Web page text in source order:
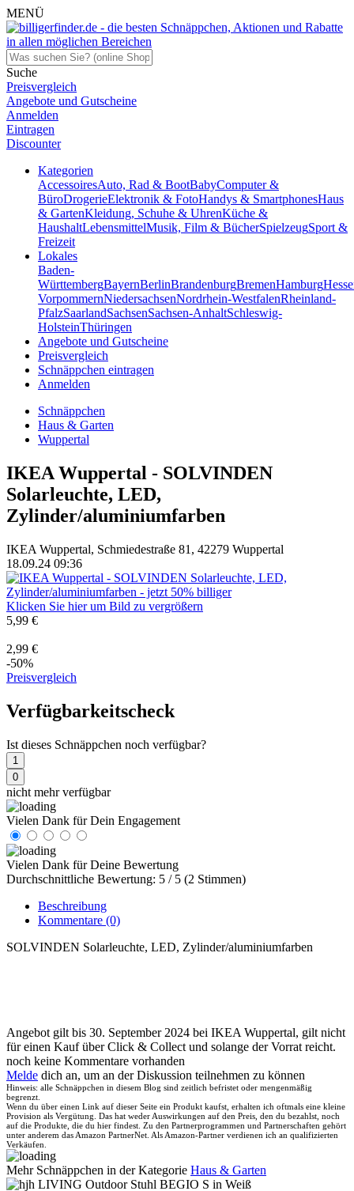
MENÜ
Suche
Preisvergleich
Angebote und Gutscheine
Anmelden
Eintragen
Discounter
Kategorien
AccessoiresAuto, Rad & BootBabyComputer &
BüroDrogerieElektronik & FotoHandys & SmartphonesHaus
& GartenKleidung, Schuhe & UhrenKüche &
HaushaltLebensmittelMusik, Film & BücherSpielzeugSport &
Freizeit
Lokales
Baden-
WürttembergBayernBerlinBrandenburgBremenHamburg
VorpommernNiedersachsenNordrhein-WestfalenRheinland-
PfalzSaarlandSachsenSachsen-AnhaltSchleswig-
HolsteinThüringen
Angebote und Gutscheine
Preisvergleich
Schnäppchen eintragen
Anmelden
Schnäppchen
Haus & Garten
Wuppertal
IKEA Wuppertal - SOLVINDEN
Solarleuchte, LED,
Zylinder/aluminiumfarben
IKEA Wuppertal, Schmiedestraße 81, 42279 Wuppertal
18.09.24 09:36
Klicken Sie hier um Bild zu vergrößern
5,99 €
2,99 €
-50%
Preisvergleich
Verfügbarkeitscheck
Ist dieses Schnäppchen noch verfügbar?
1
0
nicht mehr verfügbar
Vielen Dank für Dein Engagement
Vielen Dank für Deine Bewertung
Durchschnittliche Bewertung: 5 / 5 (2 Stimmen)
Beschreibung
Kommentare (0)
SOLVINDEN Solarleuchte, LED, Zylinder/aluminiumfarben
Angebot gilt bis 30. September 2024 bei IKEA Wuppertal, gilt nicht
für einen Kauf über Click & Collect und solange der Vorrat reicht.
noch keine Kommentare vorhanden
Melde dich an, um an der Diskussion teilnehmen zu können
Hinweis: alle Schnäppchen in diesem Blog sind zeitlich befristet oder mengenmäßig
begrenzt.
Wenn du über einen Link auf dieser Seite ein Produkt kaufst, erhalten ich oftmals eine kleine
Provision als Vergütung. Das hat weder Auswirkungen auf den Preis, den du bezahlst, noch
auf die Produkte, die du hier findest. Zu den Partnerprogrammen und Partnerschaften gehört
unter anderem das Amazon PartnerNet. Als Amazon-Partner verdienen ich an qualifizierten
Verkäufen.
Mehr Schnäppchen in der Kategorie Haus & Garten